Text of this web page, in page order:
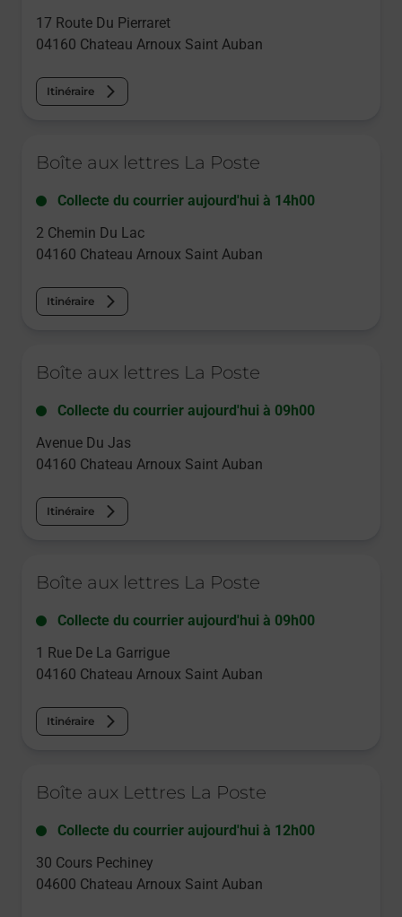
17 Route Du Pierraret
04160 Chateau Arnoux Saint Auban
Itinéraire
Boîte aux lettres La Poste
Collecte du courrier aujourd'hui à 14h00
2 Chemin Du Lac
04160 Chateau Arnoux Saint Auban
Itinéraire
Boîte aux lettres La Poste
Collecte du courrier aujourd'hui à 09h00
Avenue Du Jas
04160 Chateau Arnoux Saint Auban
Itinéraire
Boîte aux lettres La Poste
Collecte du courrier aujourd'hui à 09h00
1 Rue De La Garrigue
04160 Chateau Arnoux Saint Auban
Itinéraire
Boîte aux Lettres La Poste
Collecte du courrier aujourd'hui à 12h00
30 Cours Pechiney
04600 Chateau Arnoux Saint Auban